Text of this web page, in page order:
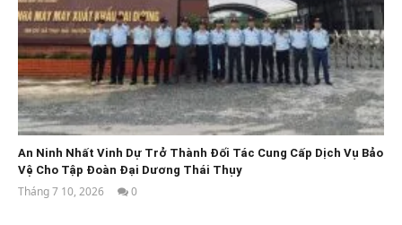
An Ninh Nhất Vinh Dự Trở Thành Đối Tác Cung Cấp Dịch Vụ Bảo
Vệ Cho Tập Đoàn Đại Dương Thái Thụy
Tháng 7 10, 2026
0